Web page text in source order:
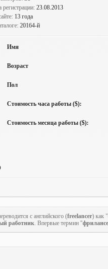
регистрации: 23.08.2013
13 года
20164-й
Имя
Возраст
Пол
Стоимость часа работы ($):
Стоимость месяца работы ($):
с английского (freelancer) как
работник. Впервые термин "